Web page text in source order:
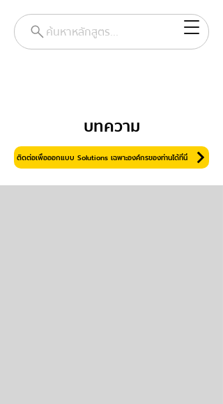
ค้นหาหลักสูตร...
บทความ
ติดต่อเพื่อออกแบบ Solutions เฉพาะองค์กรของท่านได้ที่นี่